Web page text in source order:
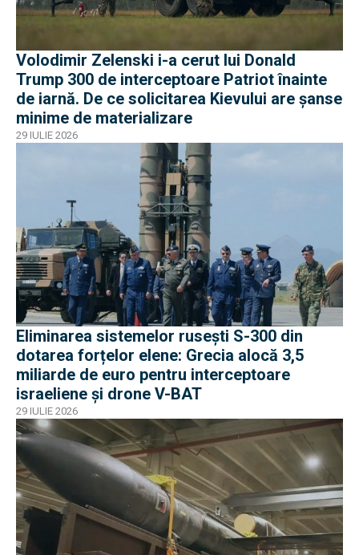
Volodimir Zelenski i-a cerut lui Donald
Trump 300 de interceptoare Patriot înainte
de iarnă. De ce solicitarea Kievului are șanse
minime de materializare
29 IULIE 2026
Eliminarea sistemelor rusești S-300 din
dotarea forțelor elene: Grecia alocă 3,5
miliarde de euro pentru interceptoare
israeliene și drone V-BAT
29 IULIE 2026